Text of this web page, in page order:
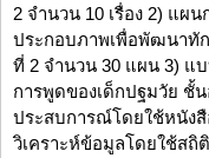
2 จำนวน 10 เรื่อง 2) แ
ประกอบภาพเพื่อพัฒนาทั
ที่ 2 จำนวน 30 แผน 3) แ
การพูดของเด็กปฐมวัย ชั้
ประสบการณ์โดยใช้หนัง
วิเคราะห์ข้อมูลโดยใช้สถิ